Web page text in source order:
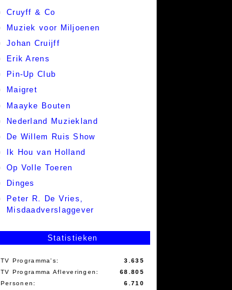
Cruyff & Co
Muziek voor Miljoenen
Johan Cruijff
Erik Arens
Pin-Up Club
Maigret
Maayke Bouten
Nederland Muziekland
De Willem Ruis Show
Ik Hou van Holland
Op Volle Toeren
Dinges
Peter R. De Vries,
Misdaadverslaggever
Statistieken
TV Programma's:
3.635
TV Programma Afleveringen:
68.805
Personen:
6.710